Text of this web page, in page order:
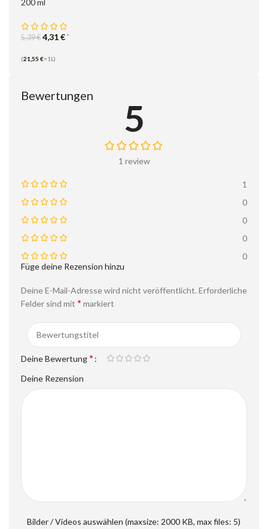
5,39€ 4,31€ *
(21,55 €=1L)
Bewertungen
5
1 review
1
0
0
0
0
Füge deine Rezension hinzu
Deine E-Mail-Adresse wird nicht veröffentlicht. Erforderliche
Felder sind mit * markiert
Deine Bewertung*
Deine Rezension
Bilder / Videos auswählen (maxsize: 2000 KB, max files: 5)